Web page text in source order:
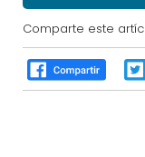
Comparte este